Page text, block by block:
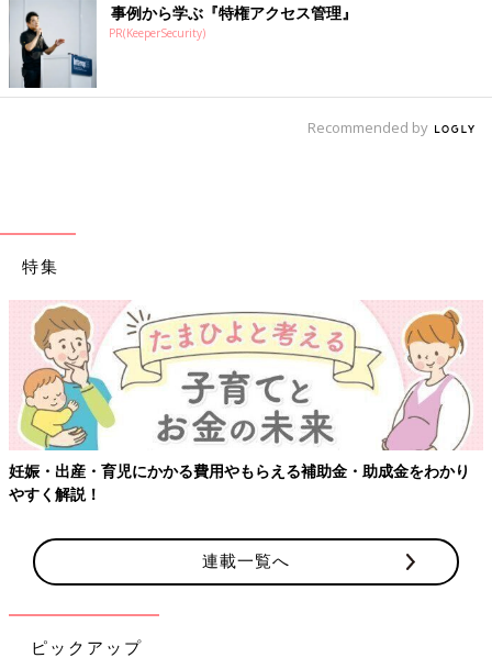
事例から学ぶ『特権アクセス管理』
PR(KeeperSecurity)
Recommended by
特集
成金をわかり 【ワクチン接種できるものも】妊婦の感染症対策
連載一覧へ
ピックアップ